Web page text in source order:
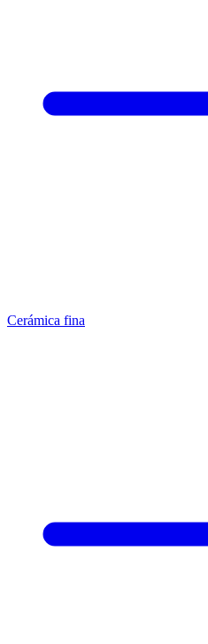
Cerámica fina